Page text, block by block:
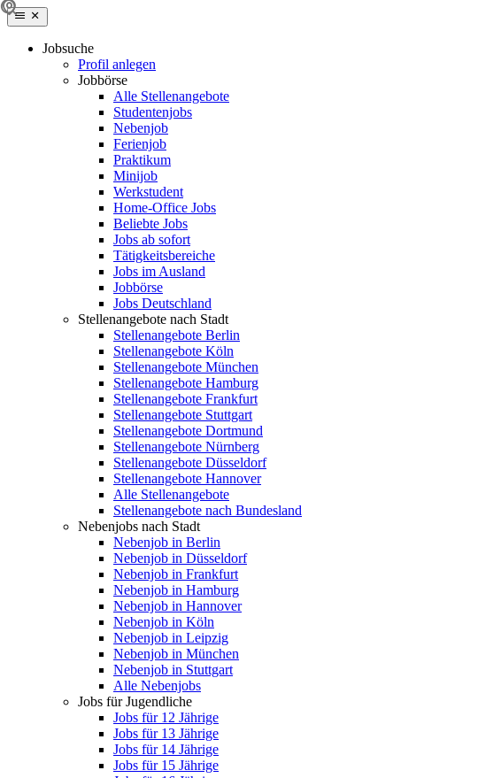
Jobsuche
Profil anlegen
Jobbörse
Alle Stellenangebote
Studentenjobs
Nebenjob
Ferienjob
Praktikum
Minijob
Werkstudent
Home-Office Jobs
Beliebte Jobs
Jobs ab sofort
Tätigkeitsbereiche
Jobs im Ausland
Jobbörse
Jobs Deutschland
Stellenangebote nach Stadt
Stellenangebote Berlin
Stellenangebote Köln
Stellenangebote München
Stellenangebote Hamburg
Stellenangebote Frankfurt
Stellenangebote Stuttgart
Stellenangebote Dortmund
Stellenangebote Nürnberg
Stellenangebote Düsseldorf
Stellenangebote Hannover
Alle Stellenangebote
Stellenangebote nach Bundesland
Nebenjobs nach Stadt
Nebenjob in Berlin
Nebenjob in Düsseldorf
Nebenjob in Frankfurt
Nebenjob in Hamburg
Nebenjob in Hannover
Nebenjob in Köln
Nebenjob in Leipzig
Nebenjob in München
Nebenjob in Stuttgart
Alle Nebenjobs
Jobs für Jugendliche
Jobs für 12 Jährige
Jobs für 13 Jährige
Jobs für 14 Jährige
Jobs für 15 Jährige